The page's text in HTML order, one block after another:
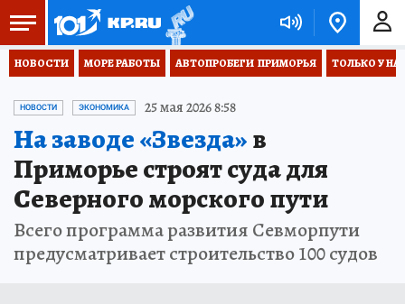
НОВОСТИ МОРЕ РАБОТЫ АВТОПРОБЕГИ  ПРИМОРЬЯ ТОЛЬКО У
НОВОСТИ ЭКОНОМИКА 25 мая 2026 8:58
На заводе «Звезда»в
Приморье строят суда для
Северного морского пути
Всего программа развития Севморпути
предусматривает строительство 100 судов